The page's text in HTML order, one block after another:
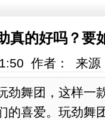
真的好吗？要
作者： 来
劲舞团，这样一
的喜爱。玩劲舞